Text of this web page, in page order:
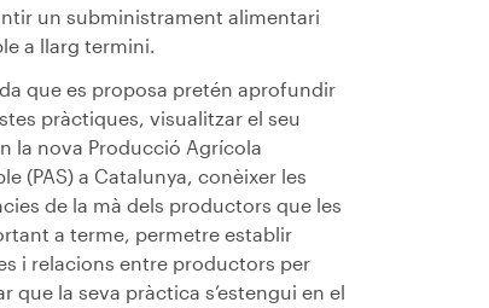
un subministrament alimentari
a llarg termini.
que es proposa pretén aprofundir
pràctiques, visualitzar el seu
la nova Producció Agrícola
(PAS) a Catalunya, conèixer les
de la mà dels productors que les
a terme, permetre establir
i relacions entre productors per
que la seva pràctica s’estengui en el